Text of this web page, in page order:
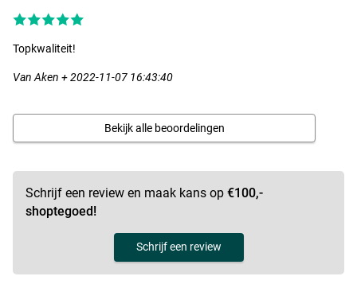
Topkwaliteit!
Van Aken + 2022-11-07 16:43:40
Bekijk alle beoordelingen
Schrijf een review en maak kans op €100,-
shoptegoed!
Schrijf een review